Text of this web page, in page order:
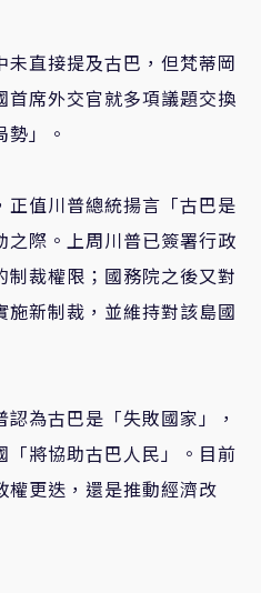
直接提及古巴，但梵蒂岡
席外交官就多項議題交換
」。
正值川普總統揚言「古巴是
際。上周川普已簽署行政
裁權限；國務院之後又對
新制裁，並維持對該島國
為古巴是「失敗國家」，
「將協助古巴人民」。目前
權更迭，還是推動經濟改